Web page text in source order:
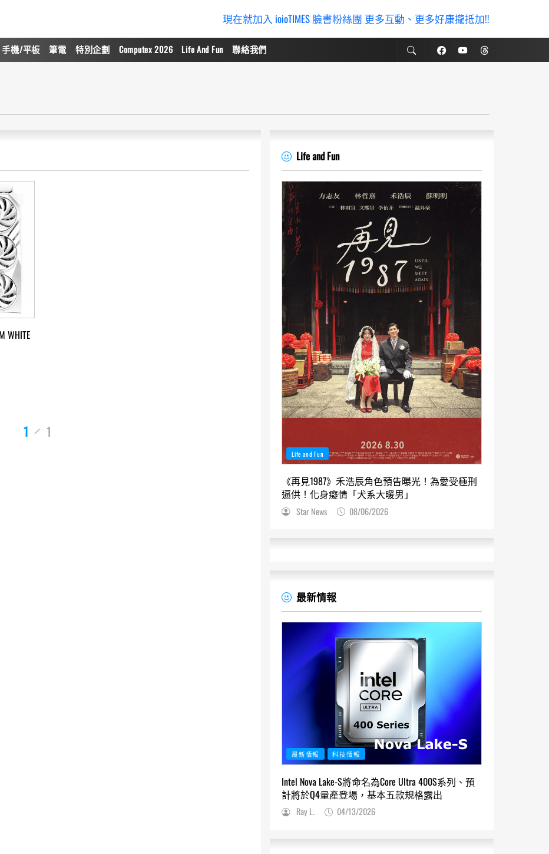
現在就加入 ioioTIMES 臉書粉絲團 更多互動、更多好康攏抵加!!
手機/平板 筆電 特別企劃 Computex 2026 Life And Fun 聯絡我們
WHITE
1 1
Life and Fun
Life and Fun
《再見1987》禾浩辰角色預告曝光！為愛受極刑
逼供！化身癡情「犬系大暖男」
Star News 08/06/2026
最新情報
最新情報 科技情報
Intel Nova Lake-S將命名為Core Ultra 400S系列、預
計將於Q4量產登場，基本五款規格露出
Ray L. 04/13/2026